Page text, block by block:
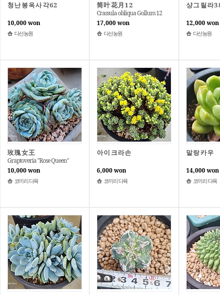
청난봉옥사각62
10,000 won
다선농원
筒叶花月12
Crassula obliqua Gollum 12
17,000 won
다선농원
샹그릴라
12,000 won
다선농원
玫瑰女王
Graptoveria "Rose Queen"
10,000 won
코끼리 다육
아이크라손
6,000 won
코끼리 다육
말랑카우
14,000 won
코끼리 다육